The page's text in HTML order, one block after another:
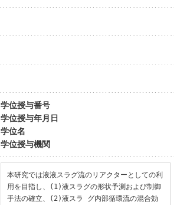
学位授与番号
学位授与年月日
学位名
学位授与機関
本研究では液液スラグ流のリアクターとしての利
用を目指し、(1)液スラグの形状予測および制御
手法の確立、(2)液スラ グ内部循環流の混合効